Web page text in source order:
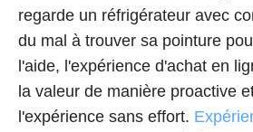
regarde un réfrigérateur avec
du mal à trouver sa pointure
l'aide, l'expérience d'achat en
la valeur de manière proactive
l'expérience sans effort.